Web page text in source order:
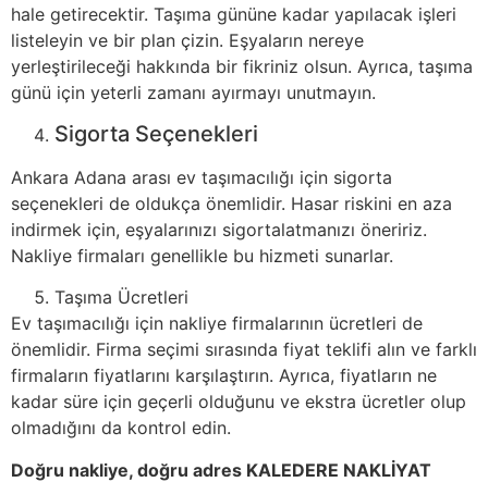
hale getirecektir. Taşıma gününe kadar yapılacak işleri
listeleyin ve bir plan çizin. Eşyaların nereye
yerleştirileceği hakkında bir fikriniz olsun. Ayrıca, taşıma
günü için yeterli zamanı ayırmayı unutmayın.
Sigorta Seçenekleri
Ankara Adana arası ev taşımacılığı için sigorta
seçenekleri de oldukça önemlidir. Hasar riskini en aza
indirmek için, eşyalarınızı sigortalatmanızı öneririz.
Nakliye firmaları genellikle bu hizmeti sunarlar.
Taşıma Ücretleri
Ev taşımacılığı için nakliye firmalarının ücretleri de
önemlidir. Firma seçimi sırasında fiyat teklifi alın ve farklı
firmaların fiyatlarını karşılaştırın. Ayrıca, fiyatların ne
kadar süre için geçerli olduğunu ve ekstra ücretler olup
olmadığını da kontrol edin.
Doğru nakliye, doğru adres KALEDERE NAKLİYAT